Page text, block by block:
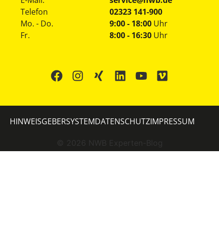
Telefon
02323 141-900
Mo. - Do.
Fr.
9:00 - 18:00 Uhr
8:00 - 16:30 Uhr
© 2026 NWB Experten-Blog
HINWEISGEBERSYSTEMDATENSCHUTZIMPRESSUM